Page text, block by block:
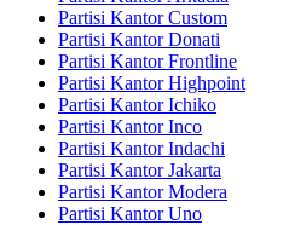
Partisi Kantor Custom
Partisi Kantor Donati
Partisi Kantor Frontline
Partisi Kantor Highpoint
Partisi Kantor Ichiko
Partisi Kantor Inco
Partisi Kantor Indachi
Partisi Kantor Jakarta
Partisi Kantor Modera
Partisi Kantor Uno